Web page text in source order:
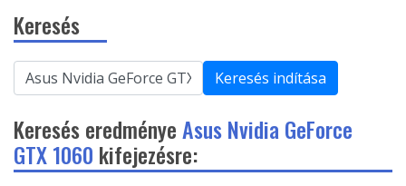
Keresés
Keresés indítása
Keresés eredményeAsus Nvidia GeForce
GTX 1060 kifejezésre: